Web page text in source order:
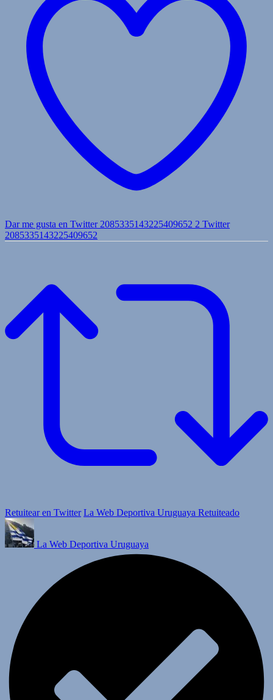
Dar me gusta en Twitter 2085335143225409652 2 Twitter
2085335143225409652
Retuitear en Twitter La Web Deportiva Uruguaya Retuiteado
La Web Deportiva Uruguaya